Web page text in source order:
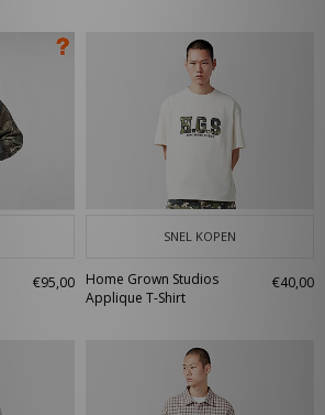
€95,00
SNEL KOPEN
Home Grown Studios
Applique T-Shirt
€40,00